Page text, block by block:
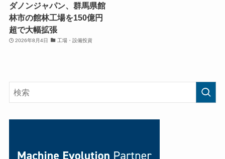
ダノンジャパン、群馬県館
林市の館林工場を150億円
超で大幅拡張
2026年8月4日 工場・設備投資